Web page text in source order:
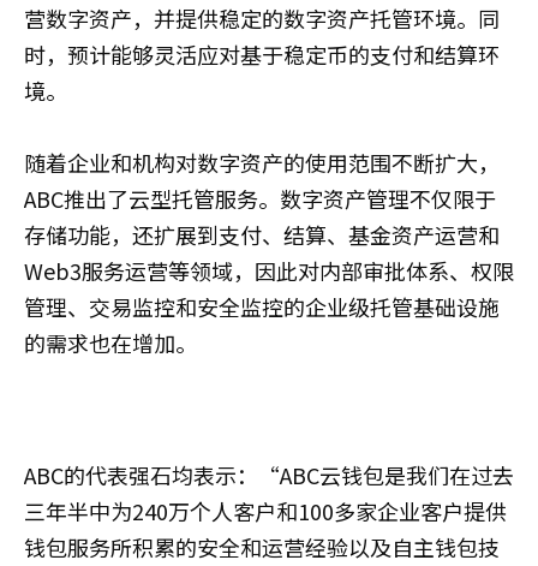
营数字资产，并提供稳定的数字资产托管环境。同
时，预计能够灵活应对基于稳定币的支付和结算环
境。
随着企业和机构对数字资产的使用范围不断扩大，
ABC推出了云型托管服务。数字资产管理不仅限于
存储功能，还扩展到支付、结算、基金资产运营和
Web3服务运营等领域，因此对内部审批体系、权限
管理、交易监控和安全监控的企业级托管基础设施
的需求也在增加。
ABC的代表强石均表示：“ABC云钱包是我们在过去
三年半中为240万个人客户和100多家企业客户提供
钱包服务所积累的安全和运营经验以及自主钱包技